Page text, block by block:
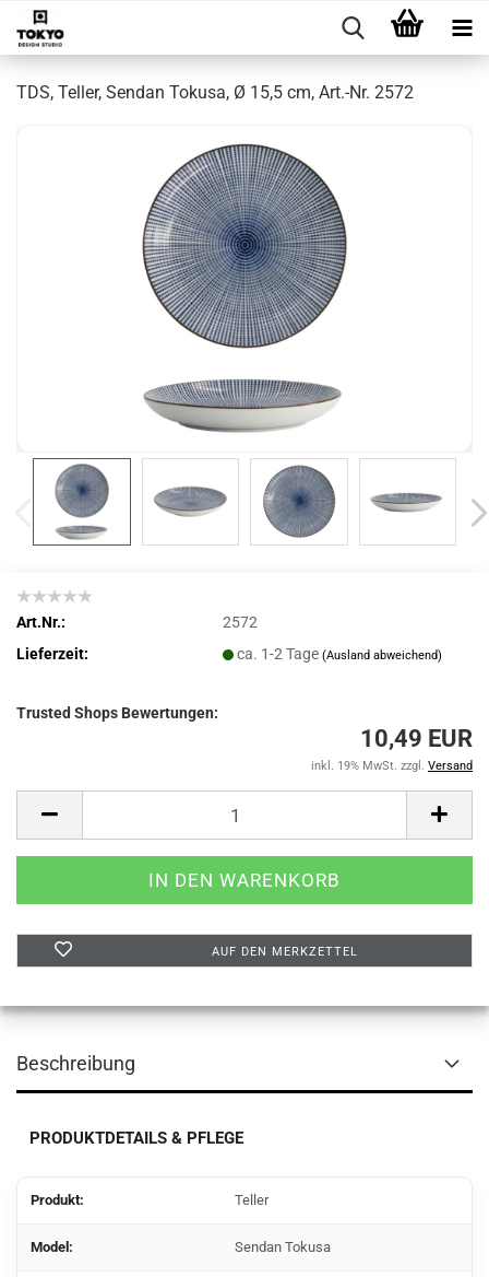
TDS, Teller, Sendan Tokusa, Ø 15,5 cm, Art.-Nr. 2572
Art.Nr.:
2572
Lieferzeit:
ca. 1-2 Tage(Ausland abweichend)
Trusted Shops Bewertungen:
10,49 EUR
inkl. 19% MwSt. zzgl. Versand
AUF DEN MERKZETTEL
Beschreibung
PRODUKTDETAILS & PFLEGE
Produkt: Teller
Model: Sendan Tokusa